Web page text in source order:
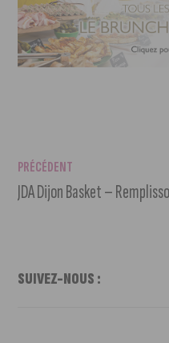
PRÉCÉDENT
SUIVEZ-NOUS :